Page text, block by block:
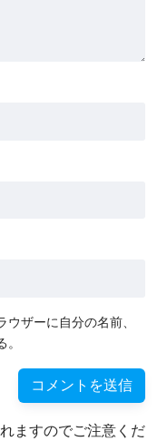
ザーに自分の名前、
ますのでご注意くだ